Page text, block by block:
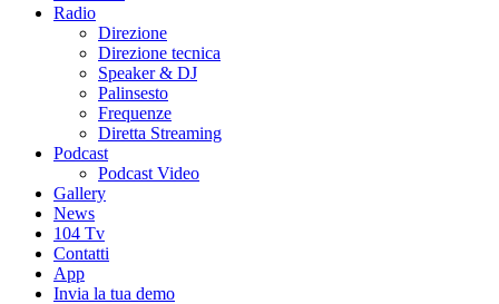
Radio
Direzione
Direzione tecnica
Speaker & DJ
Palinsesto
Frequenze
Diretta Streaming
Podcast
Podcast Video
Gallery
News
104 Tv
Contatti
App
Invia la tua demo